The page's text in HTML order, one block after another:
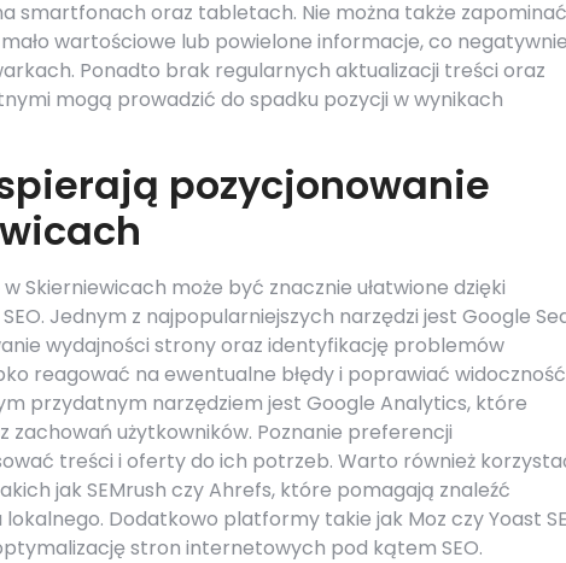
smartfonach oraz tabletach. Nie można także
wartościowe lub powielone informacje, co negatywnie
Ponadto brak regularnych aktualizacji treści oraz
mogą prowadzić do spadku pozycji w wynikach
pozycjonowanie
Skierniewicach może być znacznie ułatwione dzięki
Jednym z najpopularniejszych narzędzi jest Google
wydajności strony oraz identyfikację problemów
reagować na ewentualne błędy i poprawiać widoczność
przydatnym narzędziem jest Google Analytics, które
zachowań użytkowników. Poznanie preferencji
treści i oferty do ich potrzeb. Warto również
jak SEMrush czy Ahrefs, które pomagają znaleźć
Dodatkowo platformy takie jak Moz czy Yoast
stron internetowych pod kątem SEO.